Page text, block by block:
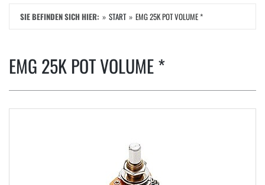
SIE BEFINDEN SICH HIER: START EMG 25K POT VOLUME *
EMG 25K POT VOLUME *